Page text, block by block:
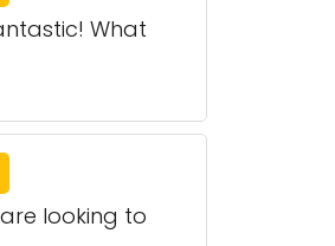
What
looking to